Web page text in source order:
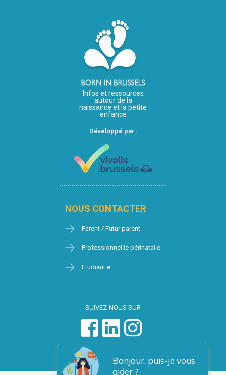
Infos et ressources
autour de la
naissance et la petite
enfance
Développé par :
NOUS CONTACTER
Parent / Futur parent
Professionnel.le périnatal.e
Etudiant.e
SUIVEZ-NOUS SUR
Bonjour, puis-je vous
aider ?